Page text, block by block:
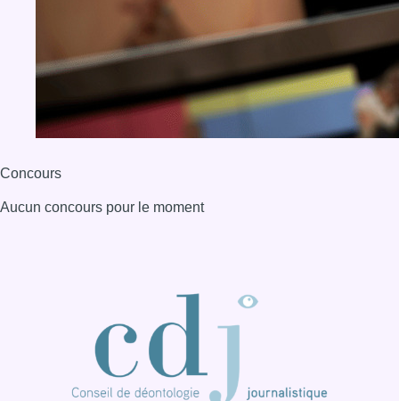
Concours
Aucun concours pour le moment